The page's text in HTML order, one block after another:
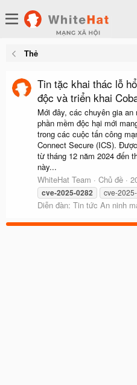
Thẻ
Tin tặc khai thác lỗ
độc và triển khai
Mới đây, các chuyên gia
phần mềm độc hại mới
trong các cuộc tấn công
Connect Secure (ICS).
từ tháng 12 năm 2024 đến
này...
WhiteHat Team
Chủ đề
cve-2025-0282 cve-
Diễn đàn: Tin tức An ninh